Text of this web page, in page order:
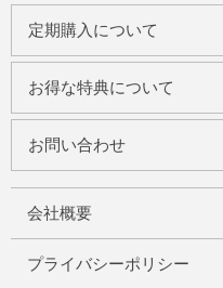
定期購入について
お得な特典について
お問い合わせ
会社概要
プライバシーポリシー